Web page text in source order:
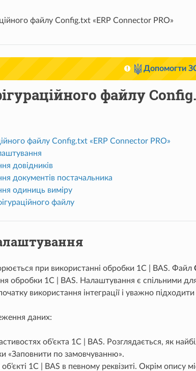
файлу Config.txt «ERP Connector PRO»
Допомогти
файлу
файлу Config.txt «ERP Connector PRO»
довідників
документів постачальника
одиниць виміру
файлу
при використанні обробки 1С | BAS. Файл
обробки 1С | BAS. Налаштування є спільними для
використання інтеграції і уважно
даних:
об’єкта 1С | BAS. Розглядається, як
«Заповнити по замовчуванню».
1С | BAS в певному реквізиті. Окрім